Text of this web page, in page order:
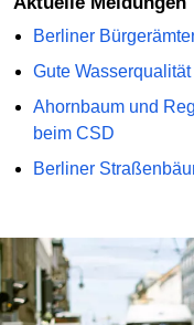
Berliner
Gute
Ahornbaum und
beim CSD
Berliner